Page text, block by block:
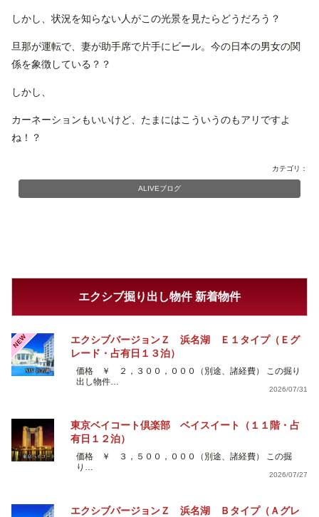
しかし、状況を知らない人がこの光景を見たらどうだろう？
旦那が運転で、妻が助手席で片手にビール。今の日本の男女の関
係を象徴している？？
しかし、
カーネーションもいいけど、たまにはこういうのもアリですよ
ね！？
カテゴリ：
ALIVEブログ
エクシブ掘り出し物件 新着物件
NEW
エクシブバージョンＺ 浜名湖 Ｅ１タイプ（Ｅグ
レード・占有日１３泊）
価格 ￥ ２，３００，０００（別途、諸経費） この掘り
出し物件…
2026/07/31
東京ベイコート倶楽部 ベイスイート（１１階・占
有日１２泊）
価格 ￥ ３，５００，０００（別途、諸経費） この掘
り…
2026/07/27
エクシブバージョンＺ 浜名湖 Ｂタイプ（Ａグレ